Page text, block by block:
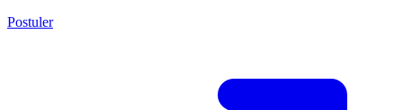
Postuler